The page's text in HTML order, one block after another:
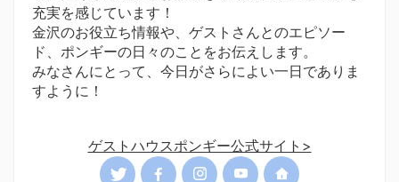
充実を感じています！
金沢のお役立ち情報や、ゲストさんとのエピソー
ド、ポンギーの日々のことをお伝えします。
みなさんにとって、今日がさらによい一日でありま
すように！
ゲストハウスポンギー公式サイト>